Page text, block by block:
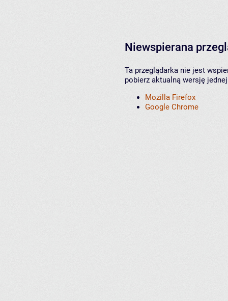
Niewspierana
Ta przeglądarka nie jest
pobierz aktualną wersję
Mozilla Firefox
Google Chrome